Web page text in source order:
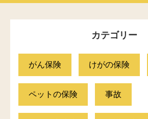
カテゴリー
がん保険 けがの保険
ペットの保険 事故